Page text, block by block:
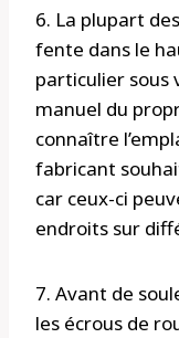
6. La plupart
fente dans le
particulier sous
manuel du
connaître
fabricant
car ceux-ci
endroits sur
7. Avant de
les écrous de